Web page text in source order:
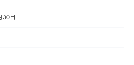
30日